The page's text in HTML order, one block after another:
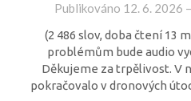
Publikováno 12. 6. 2026 –
(2 486 slov, doba čtení 13
problémům bude audio
Děkujeme za trpělivost. V
pokračovalo v dronových